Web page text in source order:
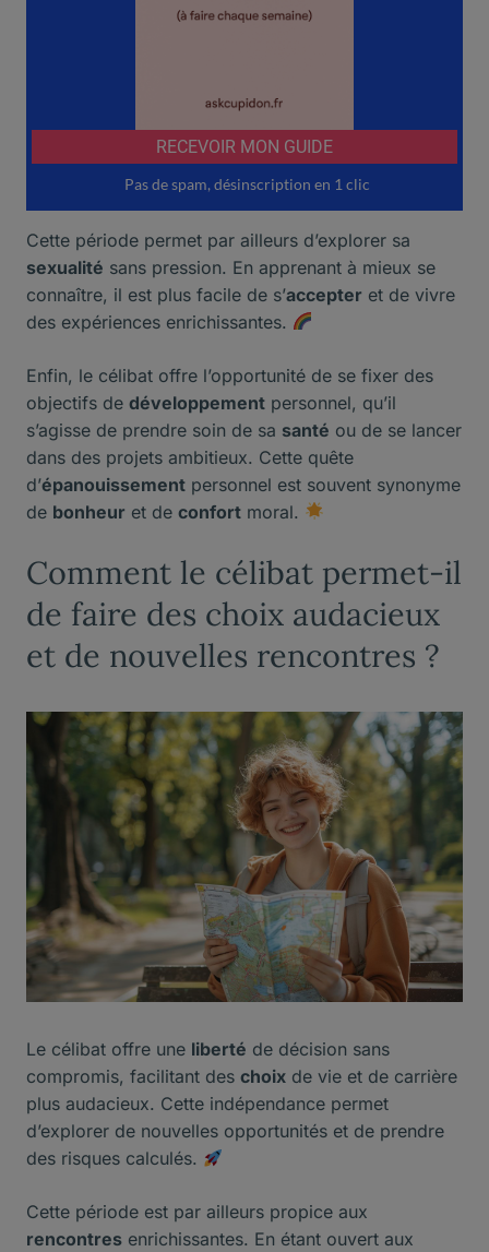
Cette période permet par ailleurs d’explorer sa
sexualité sans pression. En apprenant à mieux se
connaître, il est plus facile de s’accepter et de vivre
des expériences enrichissantes.
Enfin, le célibat offre l’opportunité de se fixer des
objectifs de développement personnel, qu’il
s’agisse de prendre soin de sa santé ou de se lancer
dans des projets ambitieux. Cette quête
d’épanouissement personnel est souvent synonyme
de bonheur et de confort moral.
Comment le célibat permet-il
de faire des choix audacieux
et de nouvelles rencontres ?
Le célibat offre une liberté de décision sans
compromis, facilitant des choix de vie et de carrière
plus audacieux. Cette indépendance permet
d’explorer de nouvelles opportunités et de prendre
des risques calculés.
Cette période est par ailleurs propice aux
rencontres enrichissantes. En étant ouvert aux